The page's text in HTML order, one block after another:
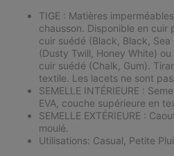
TIGE : Matières
chausson. Disponible en cuir
cuir suédé (Black, Black,
(Dusty Twill, Honey White)
cuir suédé (Chalk, Gum).
textile. Les lacets ne sont
SEMELLE INTÉRIEURE :
EVA, couche supérieure en
SEMELLE EXTÉRIEURE :
moulé.
Utilisations: Casual, Petite